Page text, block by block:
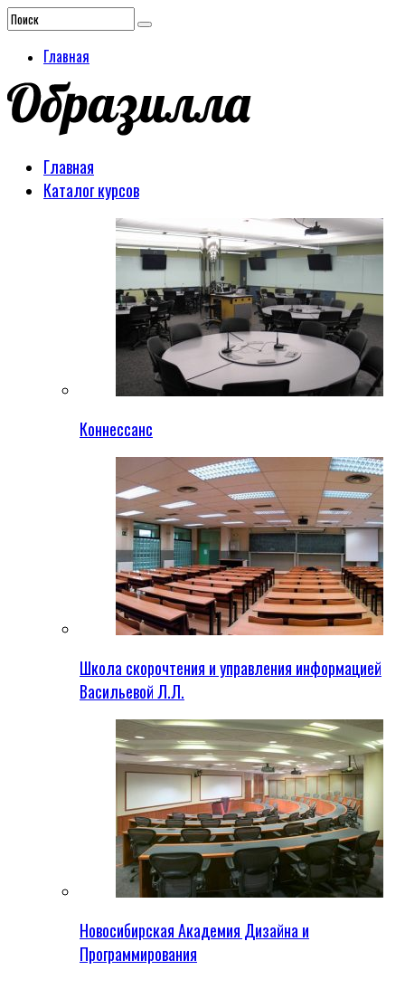
Главная
Главная
Каталог курсов
Коннессанс
Школа скорочтения и управления информацией
Васильевой Л.Л.
Новосибирская Академия Дизайна и
Программирования